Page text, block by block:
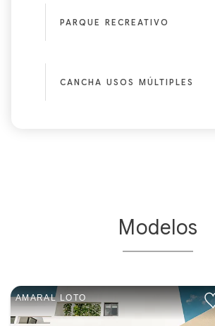
PARQUE RECREATIVO
CANCHA USOS MÚLTIPLES
Modelos
AMARAL LOTO